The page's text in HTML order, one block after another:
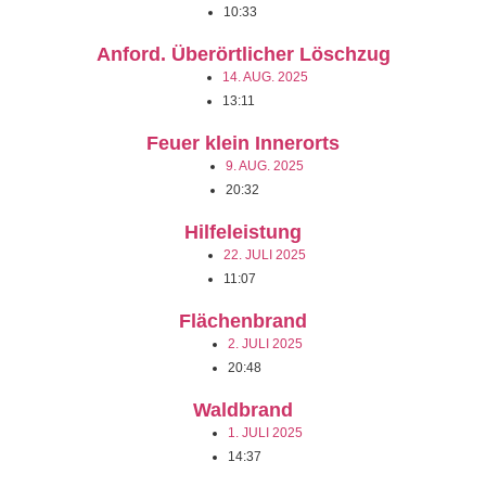
10:33
Anford. Überörtlicher Löschzug
14. AUG. 2025
13:11
Feuer klein Innerorts
9. AUG. 2025
20:32
Hilfeleistung
22. JULI 2025
11:07
Flächenbrand
2. JULI 2025
20:48
Waldbrand
1. JULI 2025
14:37